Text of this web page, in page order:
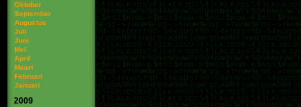
Oktober
September
Augustus
Juli
Juni
Mei
April
Maart
Februari
Januari
2009